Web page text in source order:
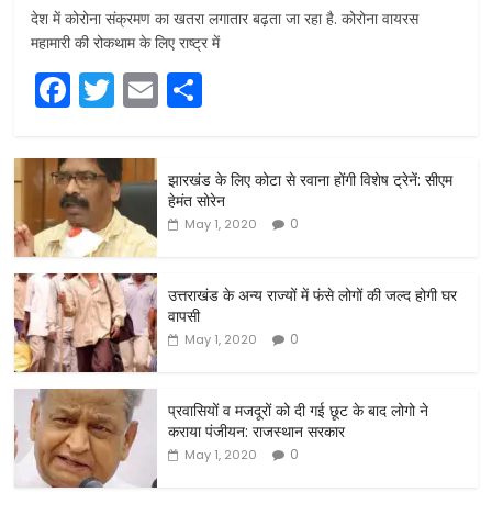
देश में कोरोना संक्रमण का खतरा लगातार बढ़ता जा रहा है. कोरोना वायरस
महामारी की रोकथाम के लिए राष्ट्र में
F
a
c
e
b
o
o
k
T
w
itt
er
E
m
ar
e
झारखंड के लिए कोटा से रवाना होंगी विशेष ट्रेनें: सीएम
हेमंत सोरेन
May 1, 2020 0
उत्तराखंड के अन्य राज्यों में फंसे लोगों की जल्द होगी घर
वापसी
May 1, 2020 0
प्रवासियों व मजदूरों को दी गई छूट के बाद लोगो ने
कराया पंजीयन: राजस्थान सरकार
May 1, 2020 0